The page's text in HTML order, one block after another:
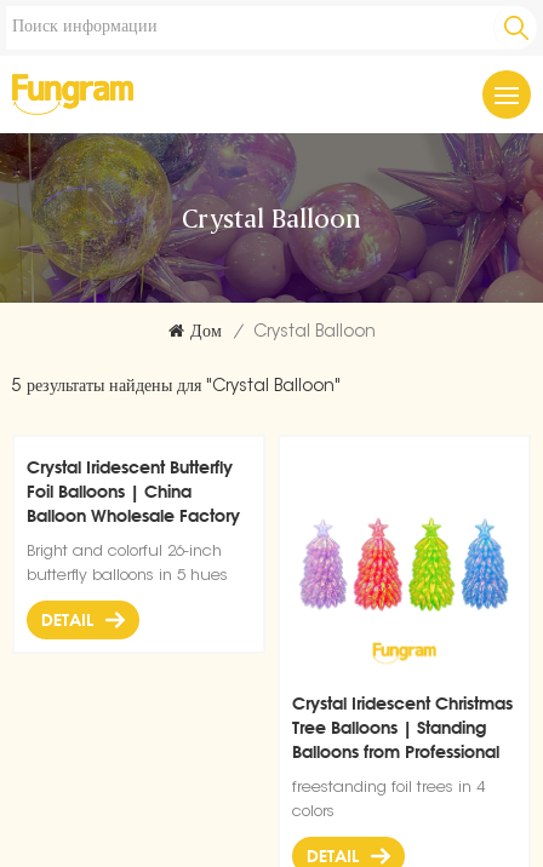
Crystal Balloon
Дом / Crystal Balloon
5 результаты найдены для "Crystal Balloon"
Crystal Iridescent Butterfly
Foil Balloons | China
Balloon Wholesale Factory
Bright and colorful 26-inch
butterfly balloons in 5 hues
DETAIL
Crystal Iridescent Christmas
Tree Balloons | Standing
Balloons from Professional
freestanding foil trees in 4
colors
DETAIL